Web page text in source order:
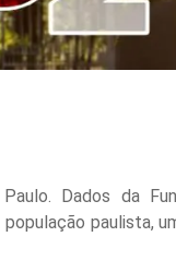
Dados da
paulista,